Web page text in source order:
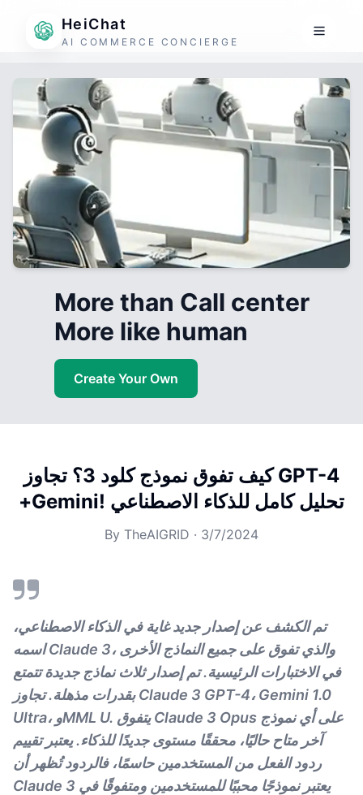
HeiChat
AI COMMERCE CONCIERGE
More than Call center
More like human
Create Your Own
كيف تفوق نموذج كلود 3؟ تجاوز GPT-4
+Gemini! تحليل كامل للذكاء الاصطناعي
By TheAIGRID · 3/7/2024
تم الكشف عن إصدار جديد غاية في الذكاء الاصطناعي،
اسمه Claude 3، والذي تفوق على جميع النماذج الأخرى
في الاختبارات الرئيسية. تم إصدار ثلاث نماذج جديدة تتمتع
بقدرات مذهلة. تجاوز Claude 3 GPT-4، Gemini 1.0
Ultra، وMML U. يتفوق Claude 3 Opus على أي نموذج
آخر متاح حاليًا، محققًا مستوى جديدًا للذكاء. يعتبر تقييم
ردود الفعل من المستخدمين حاسمًا، فالردود تُظهر أن
Claude 3 يعتبر نموذجًا محببًا للمستخدمين ومتفوقًا في